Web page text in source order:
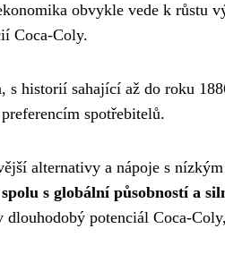
obvykle vede k růstu
Coca-Coly.
historií sahající až do roku
spotřebitelů.
alternativy a nápoje s
s globální působností a
potenciál Coca-